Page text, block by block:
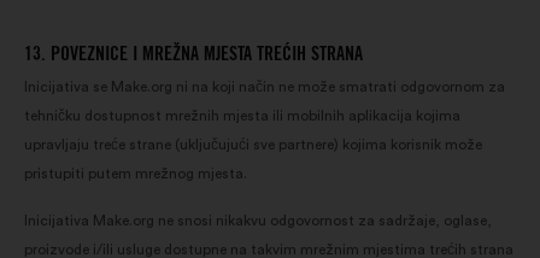
13. POVEZNICE I MREŽNA MJESTA TREĆIH STRANA
Inicijativa se Make.org ni na koji način ne može smatrati odgovornom za
tehničku dostupnost mrežnih mjesta ili mobilnih aplikacija kojima
upravljaju treće strane (uključujući sve partnere) kojima korisnik može
pristupiti putem mrežnog mjesta.
Inicijativa Make.org ne snosi nikakvu odgovornost za sadržaje, oglase,
proizvode i/ili usluge dostupne na takvim mrežnim mjestima trećih strana